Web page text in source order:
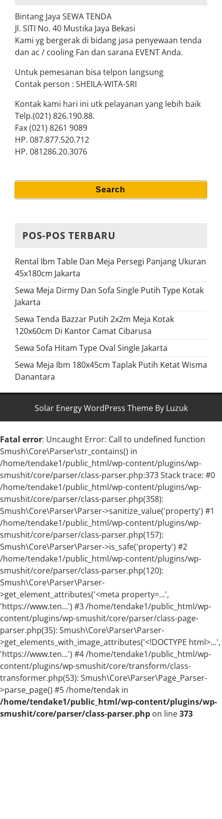
Bintang Jaya SEWA TENDA
Jl. SITI No. 40 Mustika Jaya Bekasi
Kami yg bergerak di bidang jasa penyewaan tenda
dan ac / cooling Fan dan sarana EVENT Anda.
Untuk pemesanan bisa telpon langsung
Contak person : SHEILA-WITA-SRI
Kontak kami hari ini utk pelayanan yang lebih baik
Telp.(021) 826.190.88.
Fax (021) 8261 9089
HP. 087.877.520.712
HP. 081286.20.3076
Search
for:
Search
POS-POS TERBARU
Rental Ibm Table Dan Meja Persegi Panjang Ukuran
45x180cm Jakarta
Sewa Meja Dirmy Dan Sofa Single Putih Type Kotak
Jakarta
Sewa Tenda Bazzar Putih 2x2m Meja Kotak
120x60cm Di Kantor Camat Cibarusa
Sewa Sofa Hitam Type Oval Single Jakarta
Sewa Meja Ibm 180x45cm Taplak Putih Ketat Wisma
Danantara
Solar Energy WordPress Theme By Luzuk
Fatal error: Uncaught Error: Call to undefined function
Smush\Core\Parser\str_contains() in
/home/tendake1/public_html/wp-content/plugins/wp-
smushit/core/parser/class-parser.php:373 Stack trace: #0
/home/tendake1/public_html/wp-content/plugins/wp-
smushit/core/parser/class-parser.php(358):
Smush\Core\Parser\Parser->sanitize_value('property') #1
/home/tendake1/public_html/wp-content/plugins/wp-
smushit/core/parser/class-parser.php(157):
Smush\Core\Parser\Parser->is_safe('property') #2
/home/tendake1/public_html/wp-content/plugins/wp-
smushit/core/parser/class-parser.php(120):
Smush\Core\Parser\Parser-
>get_element_attributes('<meta property=...',
'https://www.ten...') #3 /home/tendake1/public_html/wp-
content/plugins/wp-smushit/core/parser/class-page-
parser.php(35): Smush\Core\Parser\Parser-
>get_elements_with_image_attributes('<!DOCTYPE html>...',
'https://www.ten...') #4 /home/tendake1/public_html/wp-
content/plugins/wp-smushit/core/transform/class-
transformer.php(53): Smush\Core\Parser\Page_Parser-
>parse_page() #5 /home/tendak in
/home/tendake1/public_html/wp-content/plugins/wp-
smushit/core/parser/class-parser.php on line373